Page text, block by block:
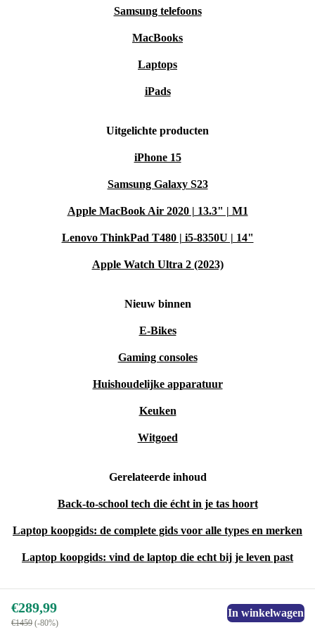
Samsung telefoons
MacBooks
Laptops
iPads
Uitgelichte producten
iPhone 15
Samsung Galaxy S23
Apple MacBook Air 2020 | 13.3" | M1
Lenovo ThinkPad T480 | i5-8350U | 14"
Apple Watch Ultra 2 (2023)
Nieuw binnen
E-Bikes
Gaming consoles
Huishoudelijke apparatuur
Keuken
Witgoed
Gerelateerde inhoud
Back-to-school tech die écht in je tas hoort
Laptop koopgids: de complete gids voor alle types en merken
Laptop koopgids: vind de laptop die echt bij je leven past
€289,99
€1459 (-80%)
In winkelwagen